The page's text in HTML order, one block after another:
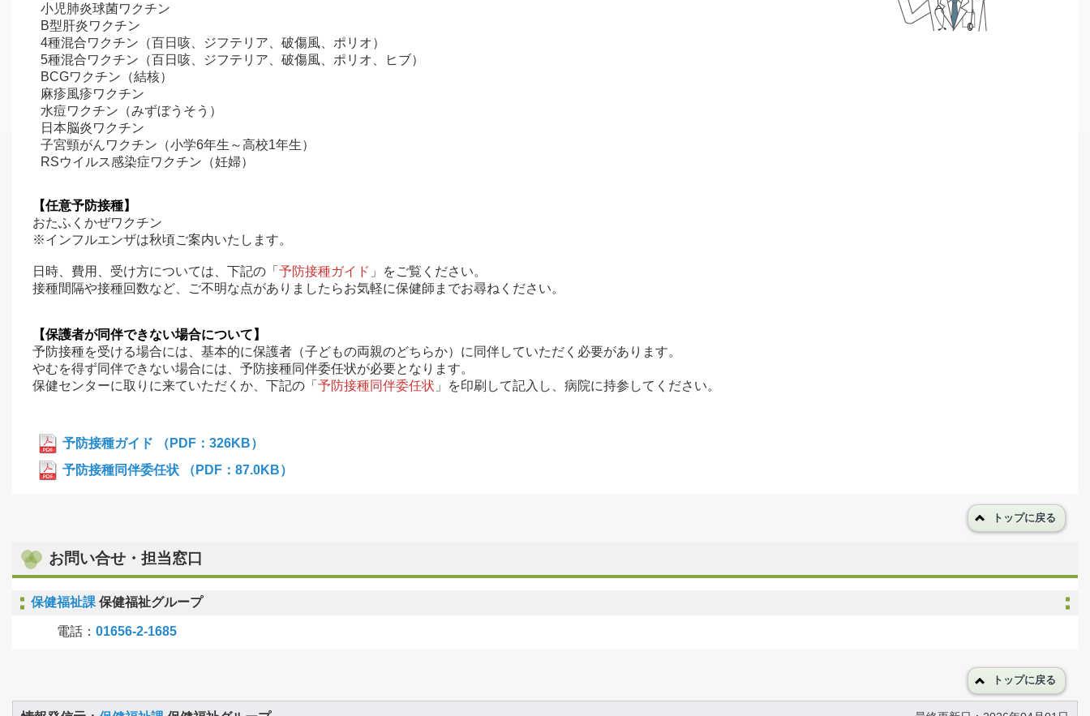
小児肺炎球菌ワクチン
B型肝炎ワクチン
4種混合ワクチン（百日咳、ジフテリア、破傷風、ポリオ）
5種混合ワクチン（百日咳、ジフテリア、破傷風、ポリオ、ヒブ）
BCGワクチン（結核）
麻疹風疹ワクチン
水痘ワクチン（みずぼうそう）
日本脳炎ワクチン
子宮頸がんワクチン（小学6年生～高校1年生）
RSウイルス感染症ワクチン（妊婦）
【任意予防接種】
おたふくかぜワクチン
※インフルエンザは秋頃ご案内いたします。
日時、費用、受け方については、下記の「 予防接種ガイド 」をご覧ください。
接種間隔や接種回数など、ご不明な点がありましたらお気軽に保健師までお尋ねください。
【保護者が同伴できない場合について】
予防接種を受ける場合には、基本的に保護者（子どもの両親のどちらか）に同伴していただく必要があります。
やむを得ず同伴できない場合には、予防接種同伴委任状が必要となります。
保健センターに取りに来ていただくか、下記の「 予防接種同伴委任状 」を印刷して記入し、病院に持参してください。
予防接種ガイド （PDF：326KB）
予防接種同伴委任状 （PDF：87.0KB）
トップに戻る
お問い合せ・担当窓口
保健福祉課 保健福祉グループ
電話： 01656-2-1685
トップに戻る